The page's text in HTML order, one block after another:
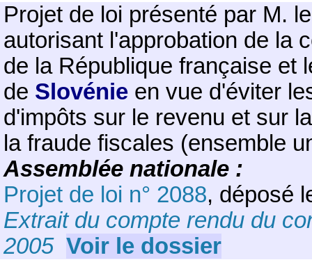
Projet de loi présenté par M.
autorisant l'approbation de la
de la République française et
de Slovénie en vue d'éviter
d'impôts sur le revenu et sur
la fraude fiscales (ensemble
Assemblée nationale :
Projet de loi n° 2088, déposé
Extrait du compte rendu du
2005 Voir le dossier